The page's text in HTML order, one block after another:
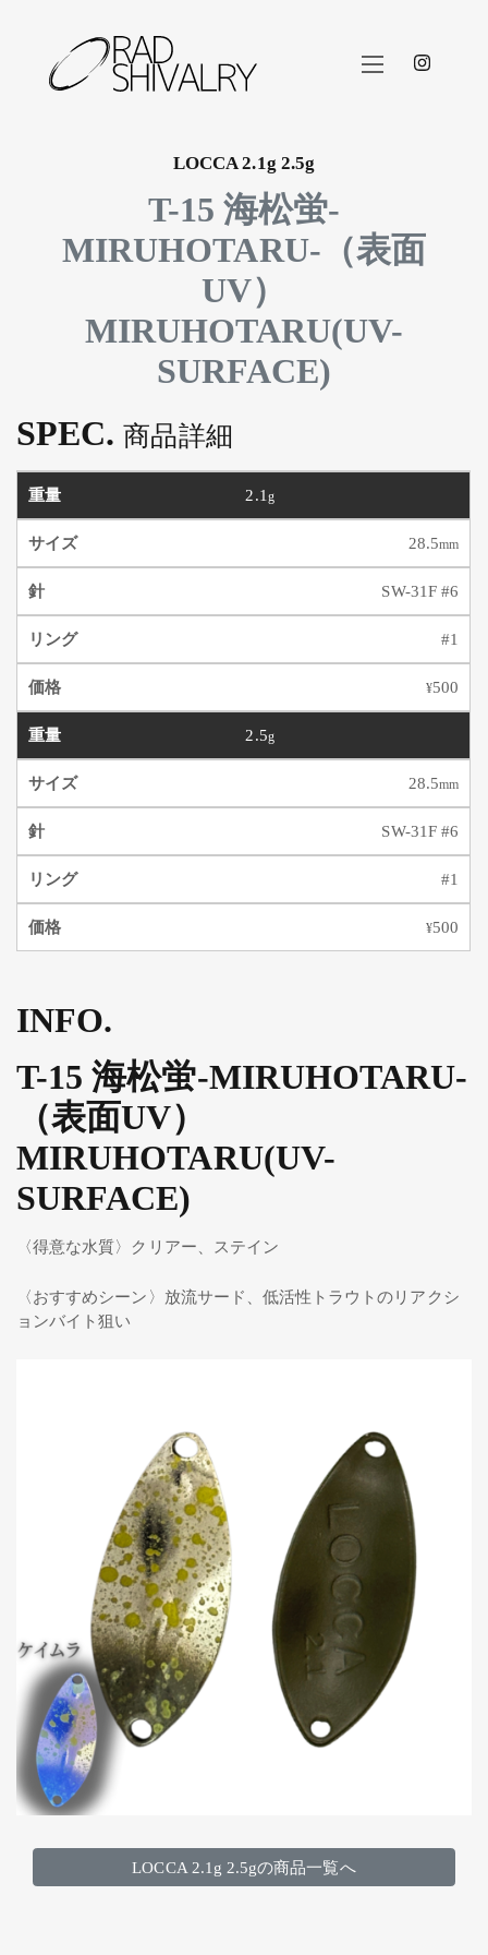
LOCCA 2.1g 2.5g
T-15 海松蛍-
MIRUHOTARU-（表面
UV）
MIRUHOTARU(UV-
SURFACE)
SPEC.商品詳細
2.1 g
28.5mm
SW-31F #6
#1
¥500
2.5g
28.5mm
SW-31F #6
#1
¥500
INFO.
T-15 海松蛍-MIRUHOTARU-
（表面UV）
MIRUHOTARU(UV-
SURFACE)
〈得意な水質〉クリアー、ステイン
〈おすすめシーン〉放流サード、低活性トラウトのリアクシ
ョンバイト狙い
LOCCA 2.1g 2.5gの商品一覧へ